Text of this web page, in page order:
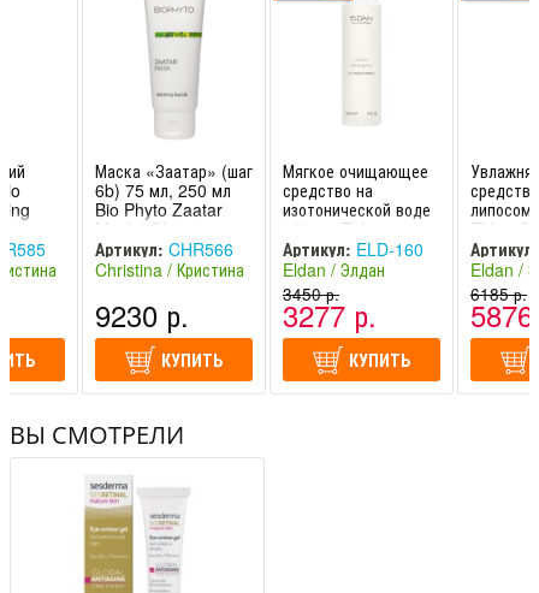
Маска «Заатар» (шаг
6b) 75 мл, 250 мл
Bio Phyto Zaatar
Mask | Christina
Артикул: CHR566
Christina / Кристина
9230 р.
КУПИТЬ
Мягкое очищающее
средство на
изотонической воде
150 мл Eldan
Cosmetics / Элдан
Артикул: ELD-160
Eldan / Элдан
(Швейцария -
Италия)
3450 р.
3277 р.
КУПИТЬ
Eldan
Элдан
Артикул:
Eldan /
Италия)
6185 р.
ВЫ СМОТРЕЛИ